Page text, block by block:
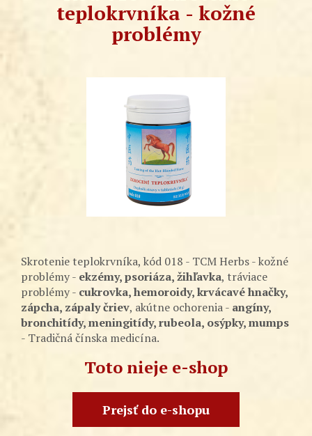
teplokrvníka - kožné
problémy
Skrotenie teplokrvníka, kód 018 - TCM Herbs - kožné
problémy - ekzémy, psoriáza, žihľavka, tráviace
problémy - cukrovka, hemoroidy, krvácavé hnačky,
zápcha, zápaly čriev, akútne ochorenia - angíny,
bronchitídy, meningitídy, rubeola, osýpky, mumps
- Tradičná čínska medicína.
Toto nieje e-shop
Prejsť do e-shopu